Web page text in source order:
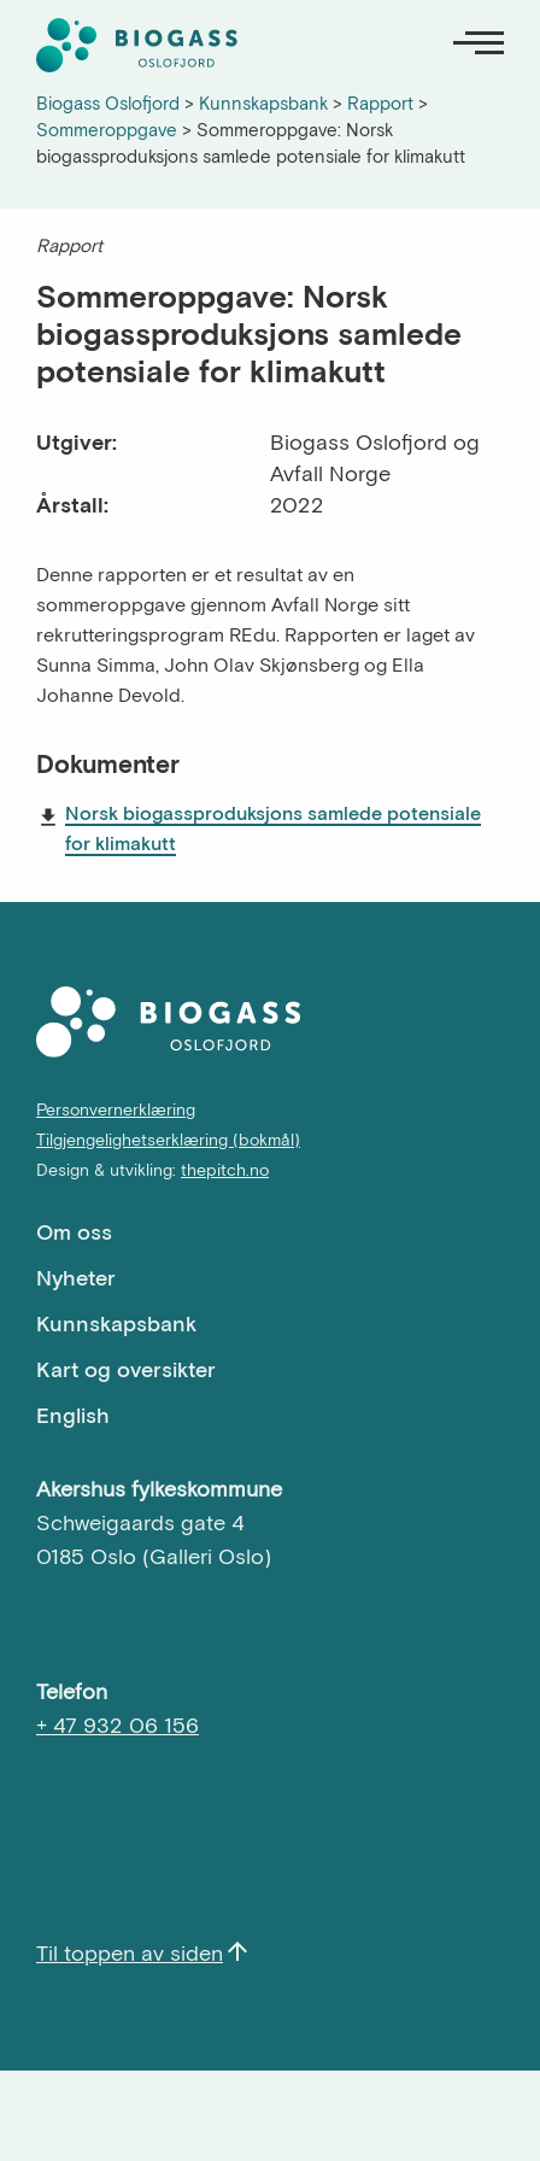
Nyheter
Kunnskapsbank
Kart og oversikter
English
Biogass Oslofjord > Kunnskapsbank > Rapport >
Sommeroppgave > Sommeroppgave: Norsk
biogassproduksjons samlede potensiale for klimakutt
Rapport
Sommeroppgave: Norsk
biogassproduksjons samlede
potensiale for klimakutt
Utgiver:
Biogass Oslofjord og
Avfall Norge
Årstall:
2022
Denne rapporten er et resultat av en
sommeroppgave gjennom Avfall Norge sitt
rekrutteringsprogram REdu. Rapporten er laget av
Sunna Simma, John Olav Skjønsberg og Ella
Johanne Devold.
Dokumenter
Norsk biogassproduksjons samlede potensiale
for klimakutt
Personvernerklæring
Tilgjengelighetserklæring (bokmål)
Design & utvikling: thepitch.no
Om oss
Nyheter
Kunnskapsbank
Kart og oversikter
English
Akershus fylkeskommune
Schweigaards gate 4
0185 Oslo (Galleri Oslo)
Telefon
+ 47 932 06 156
Til toppen av siden arrow_upward